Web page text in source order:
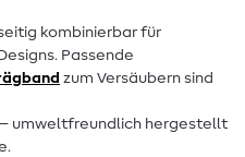
kombinierbar für
Passende
zum Versäubern sind
– umweltfreundlich hergestellt